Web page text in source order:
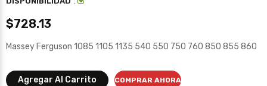
$728.13
Massey Ferguson 1085 1105 1135 540 550 750 760 850 855 860
Agregar Al Carrito COMPRAR AHORA